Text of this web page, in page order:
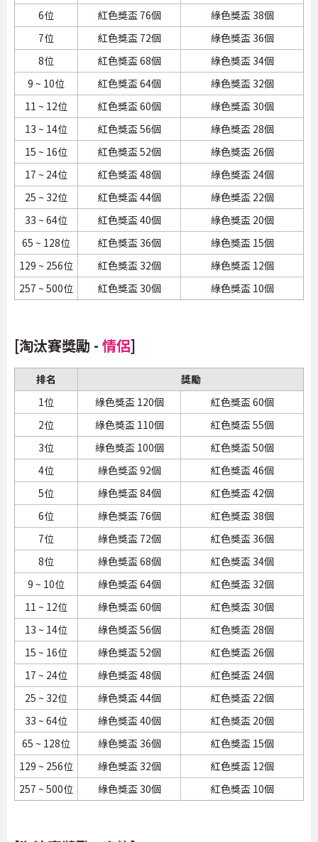
6位
紅色獎盃 76個
綠色獎盃 38個
7位
紅色獎盃 72個
綠色獎盃 36個
8位
紅色獎盃 68個
綠色獎盃 34個
9 ~ 10位
紅色獎盃 64個
綠色獎盃 32個
11 ~ 12位
紅色獎盃 60個
綠色獎盃 30個
13 ~ 14位
紅色獎盃 56個
綠色獎盃 28個
15 ~ 16位
紅色獎盃 52個
綠色獎盃 26個
17 ~ 24位
紅色獎盃 48個
綠色獎盃 24個
25 ~ 32位
紅色獎盃 44個
綠色獎盃 22個
33 ~ 64位
紅色獎盃 40個
綠色獎盃 20個
65 ~ 128位
紅色獎盃 36個
綠色獎盃 15個
129 ~ 256位
紅色獎盃 32個
綠色獎盃 12個
257 ~ 500位
紅色獎盃 30個 綠色獎盃 10個
[淘汰賽獎勵 - 情侶]
排名
獎勵
1位
綠色獎盃 120個
紅色獎盃 60個
2位
綠色獎盃 110個
紅色獎盃 55個
3位
綠色獎盃 100個
紅色獎盃 50個
4位
綠色獎盃 92個
紅色獎盃 46個
5位
綠色獎盃 84個
紅色獎盃 42個
6位
綠色獎盃 76個
紅色獎盃 38個
7位
綠色獎盃 72個
紅色獎盃 36個
8位
綠色獎盃 68個
紅色獎盃 34個
9 ~ 10位
綠色獎盃 64個
紅色獎盃 32個
11 ~ 12位
綠色獎盃 60個
紅色獎盃 30個
13 ~ 14位
綠色獎盃 56個
紅色獎盃 28個
15 ~ 16位
綠色獎盃 52個
紅色獎盃 26個
17 ~ 24位
綠色獎盃 48個
紅色獎盃 24個
25 ~ 32位
綠色獎盃 44個
紅色獎盃 22個
33 ~ 64位
綠色獎盃 40個
紅色獎盃 20個
65 ~ 128位
綠色獎盃 36個
紅色獎盃 15個
129 ~ 256位
綠色獎盃 32個
紅色獎盃 12個
257 ~ 500位
綠色獎盃 30個 紅色獎盃 10個